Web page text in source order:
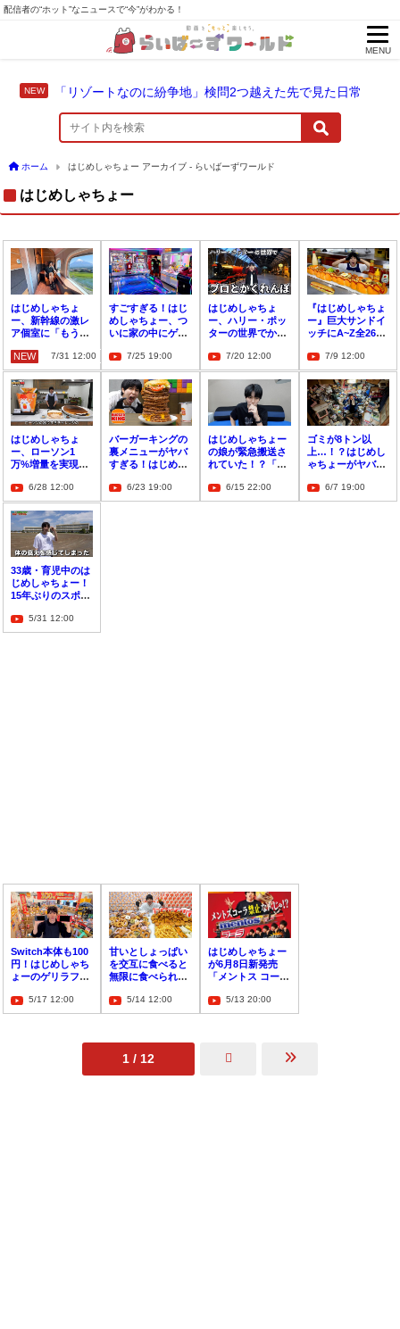
配信者の“ホット”なニュースで“今”がわかる！
MENU
「リゾートなのに紛争地」検問2つ越えた先で見た日常
ホーム はじめしゃちょー アーカイブ - らいばーずワールド
はじめしゃちょー
はじめしゃちょ
ー、新幹線の激レ
ア個室に「もう寝
NEW
7/31 12:00
すごすぎる！はじ
めしゃちょー、つ
いに家の中にゲー
る
7/25 19:00
はじめしゃちょ
ー、ハリー・ポッ
ターの世界でかく
想が大的中」
7/20 12:00
『はじめしゃちょ
ー』巨大サンドイ
ッチにA~Z全26食
に絶句7/9 12:00
はじめしゃちょ
ー、ローソン1
万%増量を実現
6/28 12:00
バーガーキングの
裏メニューがヤバ
すぎる！はじめし
増量はどこまでい
けるのか検証
6/23 19:00
はじめしゃちょー
の娘が緊急搬送さ
れていた！？「い
っていうやつ」
6/15 22:00
ゴミが8トン以
上…！？はじめし
ゃちょーがヤバす
気で清掃6/7 19:00
33歳・育児中のは
じめしゃちょー！
15年ぶりのスポー
撃
5/31 12:00
Switch本体も100
円！はじめしゃち
ょーのゲリラフリ
5/17 12:00
甘いとしょっぱい
を交互に食べると
無限に食べられる
タで検証！
5/14 12:00
はじめしゃちょー
が6月8日新発売
「メントス コー
ーに就任5/13 20:00
1 / 12